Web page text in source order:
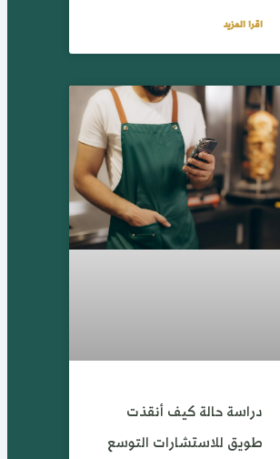
اقرا المزيد
دراسة حالة كيف أنقذت
طويق للاستشارات التوسع